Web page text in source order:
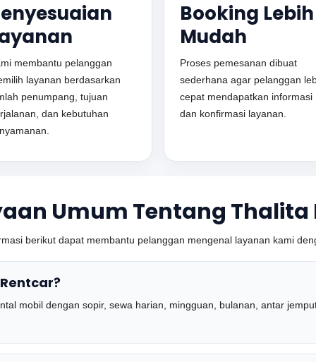
membantu pelanggan
layanan berdasarkan
penumpang, tujuan
dan kebutuhan
Booking Lebih
Mudah
Proses pemesanan dibuat
sederhana agar pelanggan
cepat mendapatkan informasi
dan konfirmasi layanan.
Umum Tentang Thalita
berikut dapat membantu pelanggan mengenal layanan kami
mobil dengan sopir, sewa harian, mingguan, bulanan, antar